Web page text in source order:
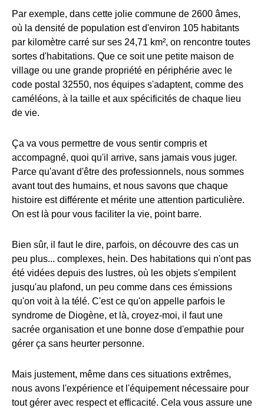
Par exemple, dans cette jolie commune de 2600 âmes,
où la densité de population est d'environ 105 habitants
par kilomètre carré sur ses 24,71 km², on rencontre toutes
sortes d'habitations. Que ce soit une petite maison de
village ou une grande propriété en périphérie avec le
code postal 32550, nos équipes s'adaptent, comme des
caméléons, à la taille et aux spécificités de chaque lieu
de vie.
Ça va vous permettre de vous sentir compris et
accompagné, quoi qu'il arrive, sans jamais vous juger.
Parce qu'avant d'être des professionnels, nous sommes
avant tout des humains, et nous savons que chaque
histoire est différente et mérite une attention particulière.
On est là pour vous faciliter la vie, point barre.
Bien sûr, il faut le dire, parfois, on découvre des cas un
peu plus... complexes, hein. Des habitations qui n'ont pas
été vidées depuis des lustres, où les objets s'empilent
jusqu'au plafond, un peu comme dans ces émissions
qu'on voit à la télé. C'est ce qu'on appelle parfois le
syndrome de Diogène, et là, croyez-moi, il faut une
sacrée organisation et une bonne dose d'empathie pour
gérer ça sans heurter personne.
Mais justement, même dans ces situations extrêmes,
nous avons l'expérience et l'équipement nécessaire pour
tout gérer avec respect et efficacité. Cela vous assure une